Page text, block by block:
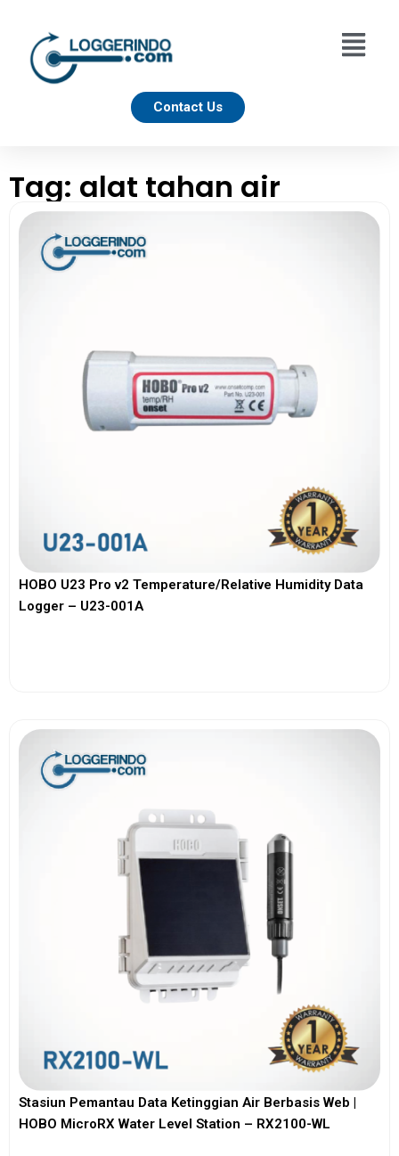
Contact Us
Tag: alat tahan air
HOBO U23 Pro v2 Temperature/Relative Humidity Data
Logger – U23-001A
Stasiun Pemantau Data Ketinggian Air Berbasis Web |
HOBO MicroRX Water Level Station – RX2100-WL